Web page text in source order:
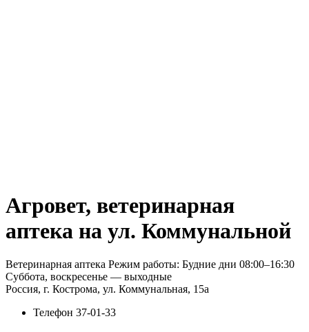
Агровет, ветеринарная
аптека на ул. Коммунальной
Ветеринарная аптека Режим работы: Будние дни 08:00–16:30
Суббота, воскресенье — выходные
Россия, г. Кострома, ул. Коммунальная, 15а
Телефон 37-01-33